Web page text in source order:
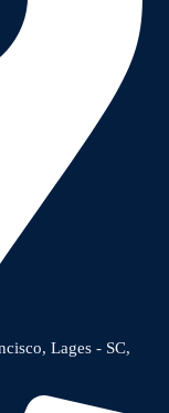
Lages - SC,